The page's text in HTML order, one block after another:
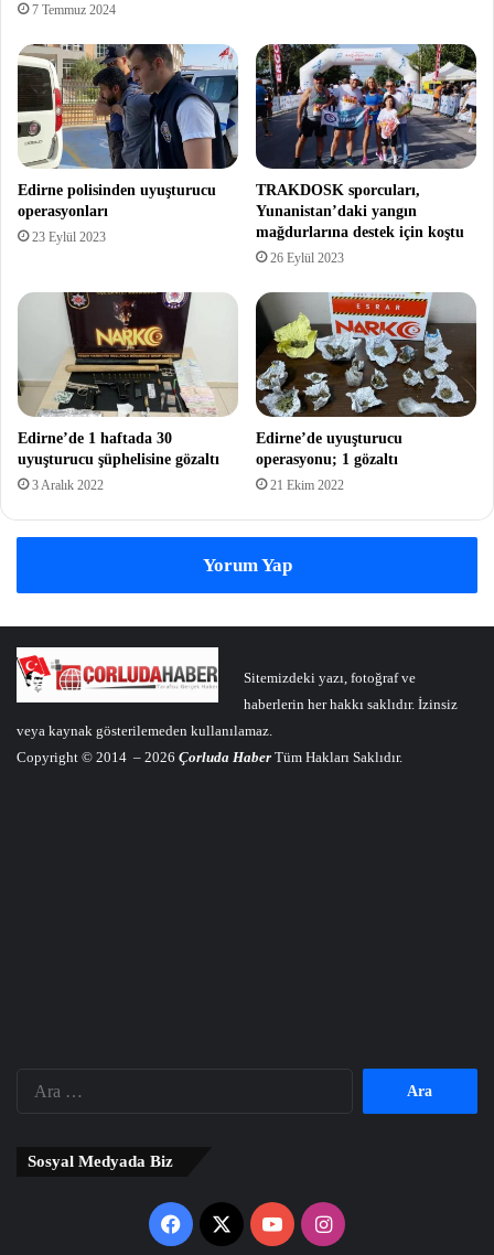
7 Temmuz 2024
Edirne polisinden uyuşturucu
operasyonları
23 Eylül 2023
TRAKDOSK sporcuları,
Yunanistan’daki yangın
mağdurlarına destek için koştu
26 Eylül 2023
Edirne’de 1 haftada 30
uyuşturucu şüphelisine gözaltı
3 Aralık 2022
Edirne’de uyuşturucu
operasyonu; 1 gözaltı
21 Ekim 2022
Yorum Yap
Sitemizdeki yazı, fotoğraf ve
haberlerin her hakkı saklıdır. İzinsiz
veya kaynak gösterilemeden kullanılamaz.
Copyright © 2014 – 2026 Çorluda Haber Tüm Hakları Saklıdır.
Sosyal Medyada Biz
Facebook
X YouTubeInstagram